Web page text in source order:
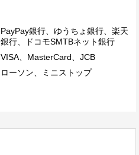
PayPay銀行、ゆうちょ銀行、楽天
銀行、ドコモSMTBネット銀行
VISA、MasterCard、JCB
ローソン、ミニストップ